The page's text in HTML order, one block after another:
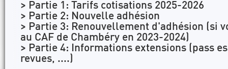
> Partie 1: Tarifs cotisations 2025-2026
> Partie 2: Nouvelle adhésion
> Partie 3: Renouvellement d'adhésion (si
au CAF de Chambéry en 2023-2024)
> Partie 4: Informations extensions (pass
revues, ....)